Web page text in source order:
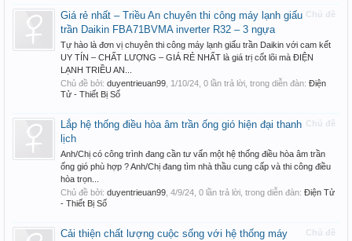
Chủ đề
Giá rẻ nhất – Triều An chuyên thi công máy lạnh giấu
trần Daikin FBA71BVMA inverter R32 – 3 ngựa
Tự hào là đơn vị chuyên thi công máy lạnh giấu trần Daikin với cam kết
UY TÍN – CHẤT LƯỢNG – GIÁ RẺ NHẤT là giá trị cốt lõi mà ĐIỆN
LẠNH TRIỀU AN...
Chủ đề bởi: duyentrieuan99 1/10/24 , 0 lần trả lời, trong diễn đàn: Điện
Tử - Thiết Bị Số
Chủ đề
Lắp hệ thống điều hòa âm trần ống gió hiện đại thanh
lịch
Anh/Chị có công trình đang cần tư vấn một hệ thống điều hòa âm trần
ống gió phù hợp ? Anh/Chị đang tìm nhà thầu cung cấp và thi công điều
hòa trọn...
Chủ đề bởi: duyentrieuan99 4/9/24 , 0 lần trả lời, trong diễn đàn: Điện Tử
- Thiết Bị Số
Chủ đề
Cải thiện chất lượng cuộc sống với hệ thống máy